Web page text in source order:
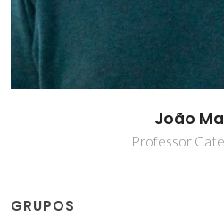
João
Professor
GRUPOS